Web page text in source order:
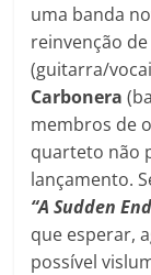
uma banda
reinvenção
(guitarra/
Carbonera
membros de
quarteto não
lançamento.
“A Sudden
que esperar,
possível